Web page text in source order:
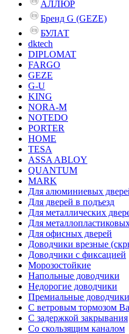
АЛЛЮР
Бренд G (GEZE)
БУЛАТ
dktech
DIPLOMAT
FARGO
GEZE
G-U
KING
NORA-M
NOTEDO
PORTER
HOME
TESA
ASSA ABLOY
QUANTUM
MARK
Для алюминиевых
Для дверей в подъезд
Для металлических
Для
Для офисных дверей
Доводчики врезные
Доводчики с фиксацией
Морозостойкие
Напольные доводчики
Недорогие доводчики
Премиальные доводчики
С ветровым тормозом
С задержкой закрывания
Со скользящим каналом